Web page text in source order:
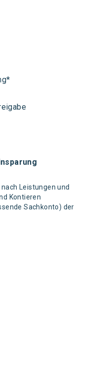
Leistungen und
Kontieren
Sachkonto) der